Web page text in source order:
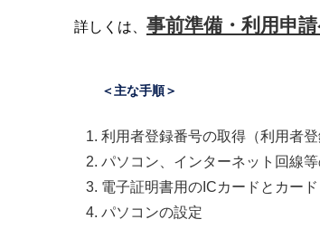
詳しくは、 事前準備・利用申
＜主な手順＞
利用者登録番号の取得（利用者
パソコン、インターネット回線
電子証明書用のICカードとカー
パソコンの設定